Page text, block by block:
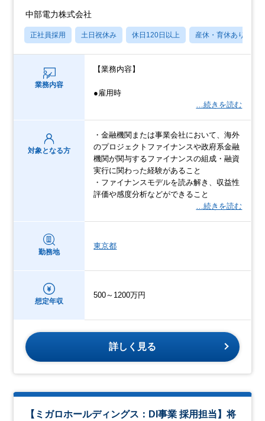
中部電力株式会社
正社員採用 土日祝休み 休日120日以上 産休・育休あり
業務内容
【業務内容】
●雇用時
…続きを読む
対象となる方
・金融機関または事業会社において、海外
のプロジェクトファイナンスや政府系金融
機関が関与するファイナンスの組成・融資
実行に関わった経験があること
・ファイナンスモデルを読み解き、収益性
評価や感度分析などができること
…続きを読む
勤務地
東京都
想定年収
500～1200万円
詳しく見る
【ミガロホールディングス：DI事業 採用担当】将